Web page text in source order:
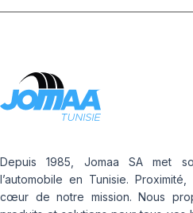
Depuis 1985, Jomaa SA met
l’automobile en Tunisie.
cœur de notre mission. Nous